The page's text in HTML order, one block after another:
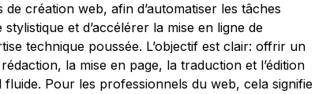
création web, afin d’automatiser les tâches
et d’accélérer la mise en ligne de
technique poussée. L’objectif est clair: offrir un
la mise en page, la traduction et l’édition
fluide. Pour les professionnels du web, cela signifie